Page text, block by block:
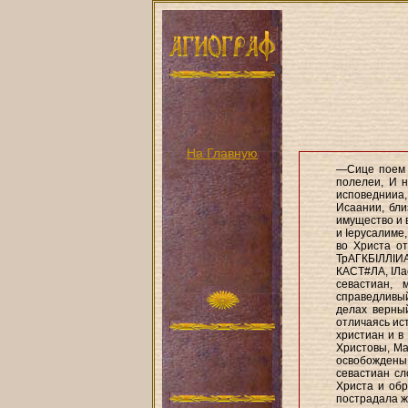
На Главную
—Сице поем
полелеи, И
Исаании,
имущество и
и
во Христа
КАСТ#ЛА,
севастиан,
делах
отличаясь
христиан и
Христовы,
севастиан
Христа и
пострадала